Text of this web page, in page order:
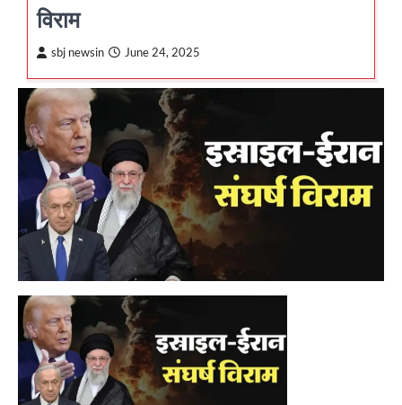
विराम
sbj newsin June 24, 2025